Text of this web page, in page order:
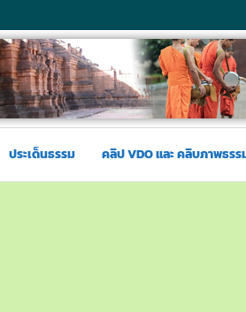
ประเด็นธรรม คลิป VDO และ คลิบภาพธรร